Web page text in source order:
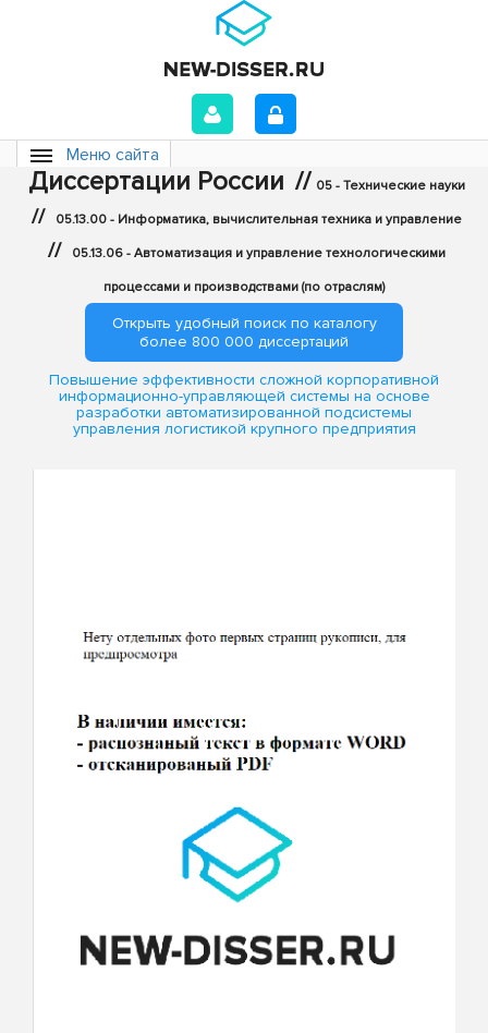
Меню сайта
Диссертации России // 05 - Технические науки
// 05.13.00 - Информатика, вычислительная техника и управление
// 05.13.06 - Автоматизация и управление технологическими
процессами и производствами (по отраслям)
Открыть удобный поиск по каталогу
более 800 000 диссертаций
Повышение эффективности сложной корпоративной
информационно-управляющей системы на основе
разработки автоматизированной подсистемы
управления логистикой крупного предприятия